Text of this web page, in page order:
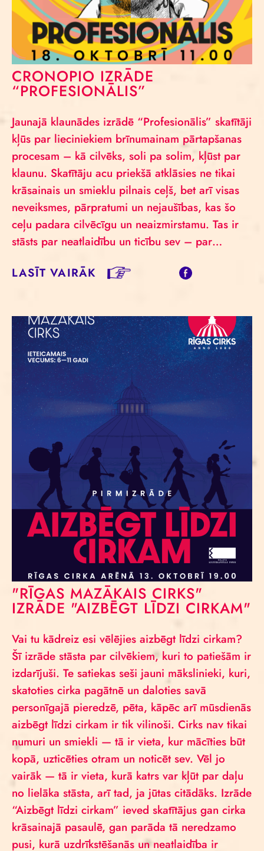
CRONOPIO IZRĀDE
“PROFESIONĀLIS”
Jaunajā klaunādes izrādē “Profesionālis” skatītāji
kļūs par lieciniekiem brīnumainam pārtapšanas
procesam – kā cilvēks, soli pa solim, kļūst par
klaunu. Skatītāju acu priekšā atklāsies ne tikai
krāsainais un smieklu pilnais ceļš, bet arī visas
neveiksmes, pārpratumi un nejaušības, kas šo
ceļu padara cilvēcīgu un neaizmirstamu. Tas ir
stāsts par neatlaidību un ticību sev – par…
LASĪT VAIRĀK
"RĪGAS MAZĀKAIS CIRKS"
IZRĀDE "AIZBĒGT LĪDZI CIRKAM"
Vai tu kādreiz esi vēlējies aizbēgt līdzi cirkam?
Šī izrāde stāsta par cilvēkiem, kuri to patiešām ir
izdarījuši. Te satiekas seši jauni mākslinieki, kuri,
skatoties cirka pagātnē un daloties savā
personīgajā pieredzē, pēta, kāpēc arī mūsdienās
aizbēgt līdzi cirkam ir tik vilinoši. Cirks nav tikai
numuri un smiekli — tā ir vieta, kur mācīties būt
kopā, uzticēties otram un noticēt sev. Vēl jo
vairāk — tā ir vieta, kurā katrs var kļūt par daļu
no lielāka stāsta, arī tad, ja jūtas citādāks. Izrāde
“Aizbēgt līdzi cirkam” ieved skatītājus gan cirka
krāsainajā pasaulē, gan parāda tā neredzamo
pusi, kurā uzdrīkstēšanās un neatlaidība ir